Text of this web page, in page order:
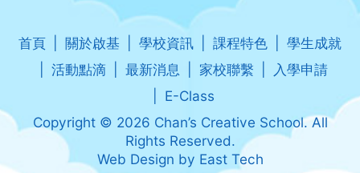
首頁 關於啟基 學校資訊 課程特色
學生成就
活動點滴
最新消息 家校聯繫
入學申請
E-Class
Copyright © 2026 Chan’s Creative School. All
Rights Reserved.
Web Design by East Tech